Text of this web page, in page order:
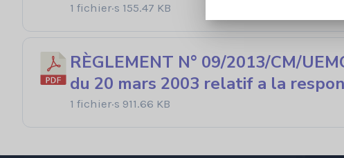
1 fichier·s 155.47 KB
RÈGLEMENT N° 09/2013/CM/
du 20 mars 2003 relatif a la
1 fichier·s 911.66 KB